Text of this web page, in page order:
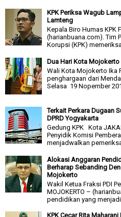
KPK Periksa Wagub
Lamteng
Kepala Biro Humas KPK
(harianbuana.com). Tim
Korupsi (KPK) memeriksa
Dua Hari Kota Mojokerto
Wali Kota Mojokerto Ika
penghargaan dari
Selasa 19 Nopember
Terkait Perkara Dugaan
DPRD Yogyakarta
Gedung KPK Kota
Penyidik Komisi
menjadwalkan
Alokasi Anggaran
Berharap Sebanding
Mojokerto
Wakil Ketua Fraksi PDI
MOJOKERTO –
pendidikan yang menjadi
KPK Cecar Rita